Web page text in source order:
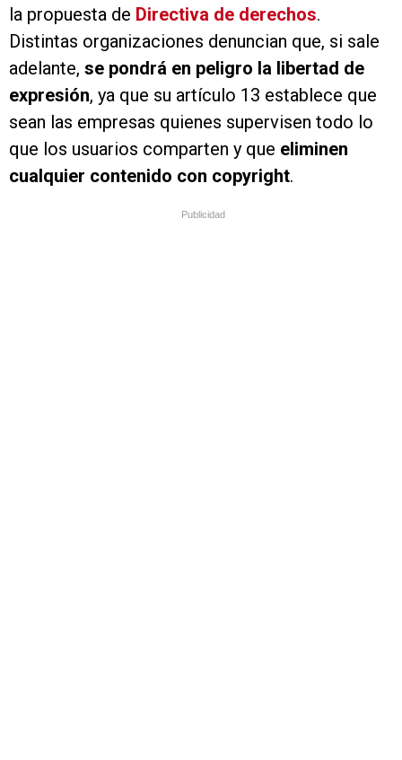
la propuesta de Directiva de derechos.
Distintas organizaciones denuncian que, si sale
adelante, se pondrá en peligro la libertad de
expresión, ya que su artículo 13 establece que
sean las empresas quienes supervisen todo lo
que los usuarios comparten y que eliminen
cualquier contenido con copyright.
Publicidad